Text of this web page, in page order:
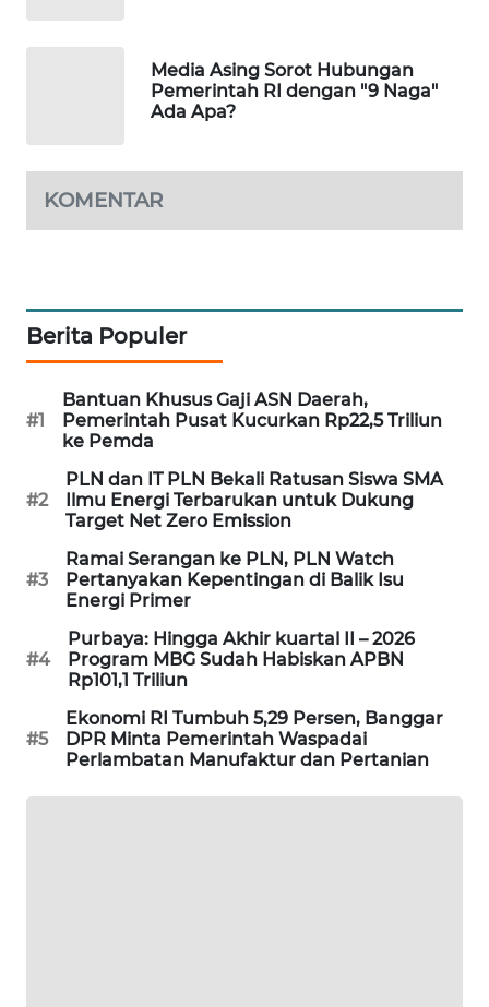
Media Asing Sorot Hubungan
Pemerintah RI dengan "9 Naga"
Ada Apa?
KOMENTAR
Berita Populer
#1
Bantuan Khusus Gaji ASN Daerah,
Pemerintah Pusat Kucurkan Rp22,5 Triliun
ke Pemda
#2
PLN dan IT PLN Bekali Ratusan Siswa SMA
Ilmu Energi Terbarukan untuk Dukung
Target Net Zero Emission
#3
Ramai Serangan ke PLN, PLN Watch
Pertanyakan Kepentingan di Balik Isu
Energi Primer
#4
Purbaya: Hingga Akhir kuartal II – 2026
Program MBG Sudah Habiskan APBN
Rp101,1 Triliun
#5
Ekonomi RI Tumbuh 5,29 Persen, Banggar
DPR Minta Pemerintah Waspadai
Perlambatan Manufaktur dan Pertanian
PORTAL
ALPERKLINAS
TAMBANG
NEWS
NEWS
SIDIKALANG
NEWS
SIBARAGAS
NEWS
METRO
SIANTAR
NEWS
METRO
MEDAN